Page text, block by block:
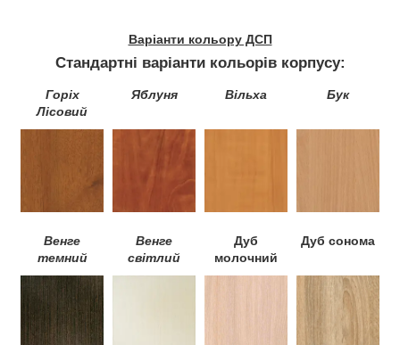
Варіанти кольору ДСП
Стандартні варіанти кольорів корпусу:
Горіх
Лісовий
Яблуня Вільха Бук
Венге
темний
Венге
світлий
Дуб
молочний
Дуб сонома